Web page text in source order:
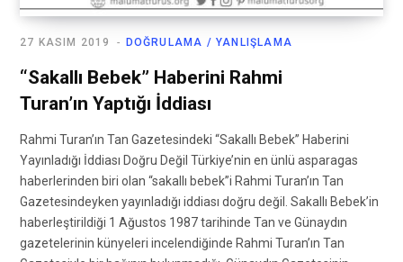
DOĞRULAMA / YANLIŞLAMA
27 KASIM 2019
“Sakallı Bebek” Haberini Rahmi
Turan’ın Yaptığı İddiası
Rahmi Turan’ın Tan Gazetesindeki “Sakallı Bebek” Haberini
Yayınladığı İddiası Doğru Değil Türkiye’nin en ünlü asparagas
haberlerinden biri olan “sakallı bebek”i Rahmi Turan’ın Tan
Gazetesindeyken yayınladığı iddiası doğru değil. Sakallı Bebek’in
haberleştirildiği 1 Ağustos 1987 tarihinde Tan ve Günaydın
gazetelerinin künyeleri incelendiğinde Rahmi Turan’ın Tan